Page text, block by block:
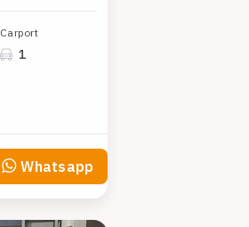
Carport
1
Whatsapp